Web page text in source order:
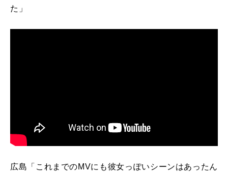
た」
広島「これまでのMVにも彼女っぽいシーンはあったん